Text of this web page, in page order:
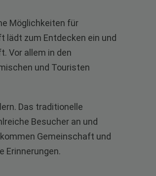
Möglichkeiten für
lädt zum Entdecken ein und
Vor allem in den
und Touristen
Das traditionelle
Besucher an und
Gemeinschaft und
Erinnerungen.